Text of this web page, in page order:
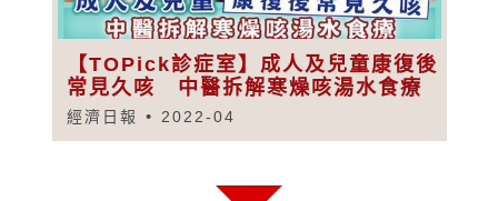
【TOPick診症室】成人及兒童康復後
常見久咳 中醫拆解寒燥咳湯水食療
經濟日報 2022-04